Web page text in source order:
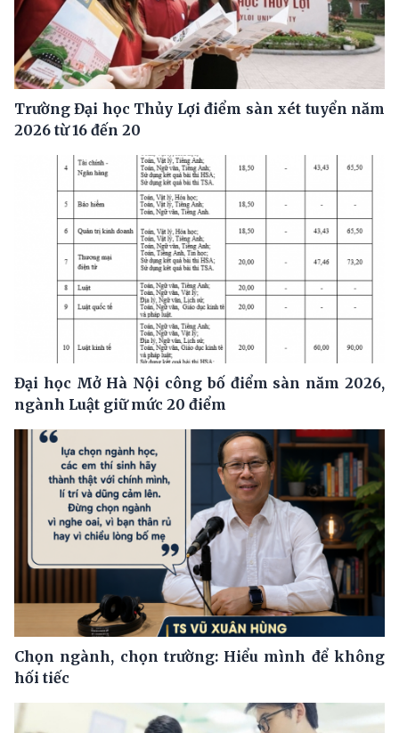
Trường Đại học Thủy Lợi điểm sàn xét tuyển năm
2026 từ 16 đến 20
Đại học Mở Hà Nội công bố điểm sàn năm 2026,
ngành Luật giữ mức 20 điểm
Chọn ngành, chọn trường: Hiểu mình để không
hối tiếc